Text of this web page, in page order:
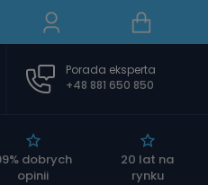
dobrych
opinii
20 lat na
rynku
Porada eksperta
+48 881 650 850